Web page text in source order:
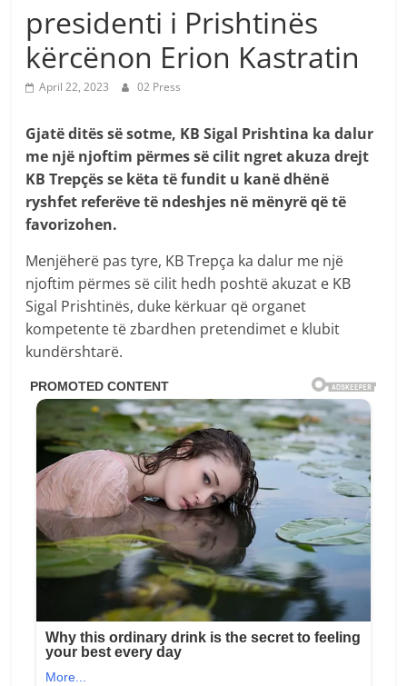
presidenti i Prishtinës
kërcënon Erion Kastratin
April 22, 2023 02 Press
Gjatë ditës së sotme, KB Sigal Prishtina ka dalur
me një njoftim përmes së cilit ngret akuza drejt
KB Trepçës se këta të fundit u kanë dhënë
ryshfet referëve të ndeshjes në mënyrë që të
favorizohen.
Menjëherë pas tyre, KB Trepça ka dalur me një
njoftim përmes së cilit hedh poshtë akuzat e KB
Sigal Prishtinës, duke kërkuar që organet
kompetente të zbardhen pretendimet e klubit
kundërshtarë.